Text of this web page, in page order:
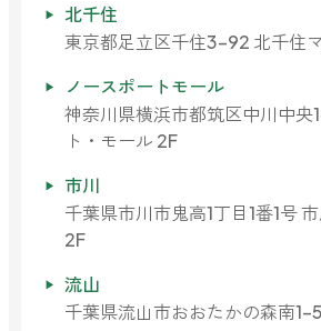
北千住
東京都足立区千住3-92 北千住
ノースポートモール
神奈川県横浜市都筑区中川中
ト・モール 2F
市川
千葉県市川市鬼高1丁目1番1号
2F
流山
千葉県流山市おおたかの森南1-